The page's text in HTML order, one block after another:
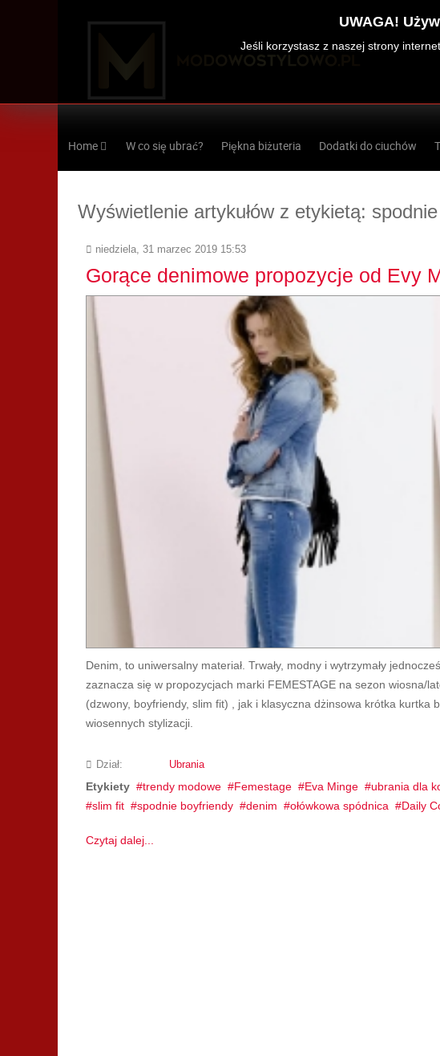
Home W co się ubrać? Piękna biżuteria Dodatki do ciuchów
Wyświetlenie artykułów z etykietą:
niedziela, 31 marzec 2019 15:53
Gorące denimowe propozycje od Evy
Denim, to uniwersalny materiał. Trwały, modny i wytrzymały
zaznacza się w propozycjach marki FEMESTAGE na sezon wiosna/
(dzwony, boyfriendy, slim fit) , jak i klasyczna dżinsowa krótka kurtka
wiosennych stylizacji.
Dział: Ubrania
Etykiety trendy modowe Femestage Eva Minge ubrania dla
slim fit
spodnie boyfriendy denim ołówkowa spódnica Daily
Czytaj dalej...
UWAGA!
Jeśli korzystasz z naszej strony